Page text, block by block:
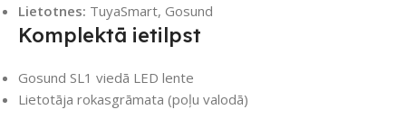
Lietotnes: TuyaSmart, Gosund
Komplektā ietilpst
Gosund SL1 viedā LED lente
Lietotāja rokasgrāmata (poļu valodā)